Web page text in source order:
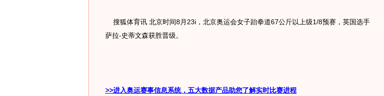
搜狐体育讯 北京时间8月23i，北京奥运会女子跆拳道67公斤以上级1/8预赛，英国选手
萨拉-史蒂文森获胜晋级。
>>进入奥运赛事信息系统，五大数据产品助您了解实时比赛进程